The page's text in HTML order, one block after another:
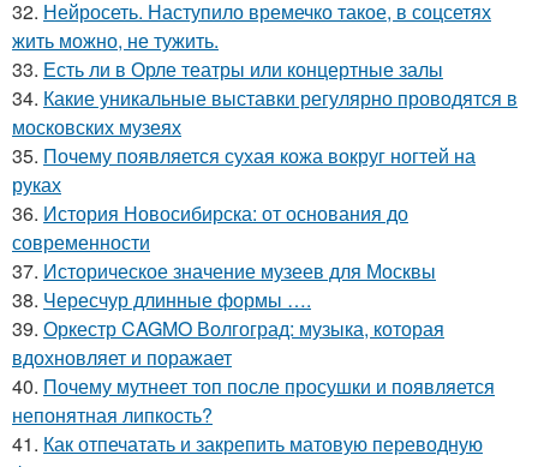
32. Нейросеть. Наступило времечко такое, в соцсетях
жить можно, не тужить.
33. Есть ли в Орле театры или концертные залы
34. Какие уникальные выставки регулярно проводятся в
московских музеях
35. Почему появляется сухая кожа вокруг ногтей на
руках
36. История Новосибирска: от основания до
современности
37. Историческое значение музеев для Москвы
38. Чересчур длинные формы ….
39. Оркестр CAGMO Волгоград: музыка, которая
вдохновляет и поражает
40. Почему мутнеет топ после просушки и появляется
непонятная липкость?
41. Как отпечатать и закрепить матовую переводную